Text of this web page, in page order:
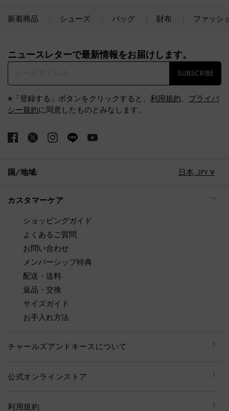
新着商品 シューズ バッグ 財布 ファッシ
ニュースレターで最新情報をお届けします。​
SUBSCRIBE
※「登録する」ボタンをクリックすると、 利用規約、 プライバ
シー規約に同意したものとみなします。
国/地域: 日本, JPY ¥
カスタマーケア
ショッピングガイド
よくあるご質問
お問い合わせ
メンバーシップ特典
配送・送料
返品・交換
サイズガイド
お手入れ方法
チャールズアンドキースについて
公式オンラインストア
利用規約